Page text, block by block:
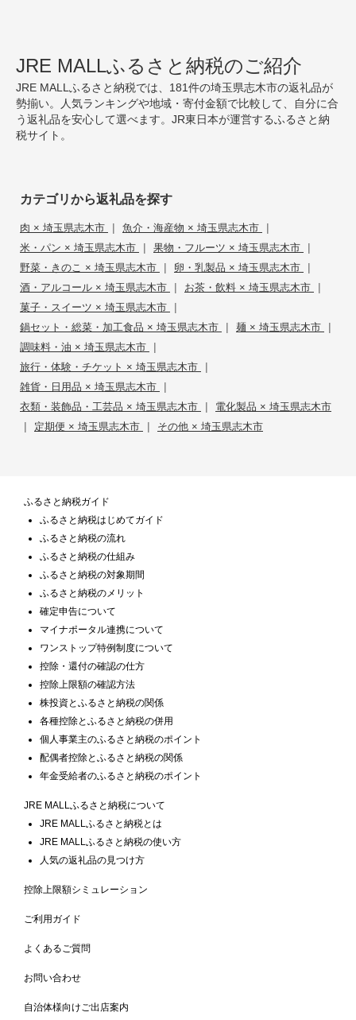
JRE MALLふるさと納税のご紹介
JRE MALLふるさと納税では、181件の埼玉県志木市の返礼品が
勢揃い。人気ランキングや地域・寄付金額で比較して、自分に合
う返礼品を安心して選べます。JR東日本が運営するふるさと納
税サイト。
カテゴリから返礼品を探す
肉 × 埼玉県志木市 | 魚介・海産物 × 埼玉県志木市 |
米・パン × 埼玉県志木市 | 果物・フルーツ × 埼玉県志木市 |
野菜・きのこ × 埼玉県志木市 | 卵・乳製品 × 埼玉県志木市 |
酒・アルコール × 埼玉県志木市 | お茶・飲料 × 埼玉県志木市 |
菓子・スイーツ × 埼玉県志木市 |
鍋セット・総菜・加工食品 × 埼玉県志木市 | 麺 × 埼玉県志木市 |
調味料・油 × 埼玉県志木市 |
旅行・体験・チケット × 埼玉県志木市 |
雑貨・日用品 × 埼玉県志木市 |
衣類・装飾品・工芸品 × 埼玉県志木市 | 電化製品 × 埼玉県志木市
| 定期便 × 埼玉県志木市 | その他 × 埼玉県志木市
ふるさと納税ガイド
ふるさと納税はじめてガイド
ふるさと納税の流れ
ふるさと納税の仕組み
ふるさと納税の対象期間
ふるさと納税のメリット
確定申告について
マイナポータル連携について
ワンストップ特例制度について
控除・還付の確認の仕方
控除上限額の確認方法
株投資とふるさと納税の関係
各種控除とふるさと納税の併用
個人事業主のふるさと納税のポイント
配偶者控除とふるさと納税の関係
年金受給者のふるさと納税のポイント
JRE MALLふるさと納税について
JRE MALLふるさと納税とは
JRE MALLふるさと納税の使い方
人気の返礼品の見つけ方
控除上限額シミュレーション
ご利用ガイド
よくあるご質問
お問い合わせ
自治体様向けご出店案内